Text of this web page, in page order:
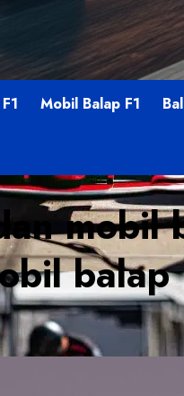
Mobil Balap F1
mobil
balap